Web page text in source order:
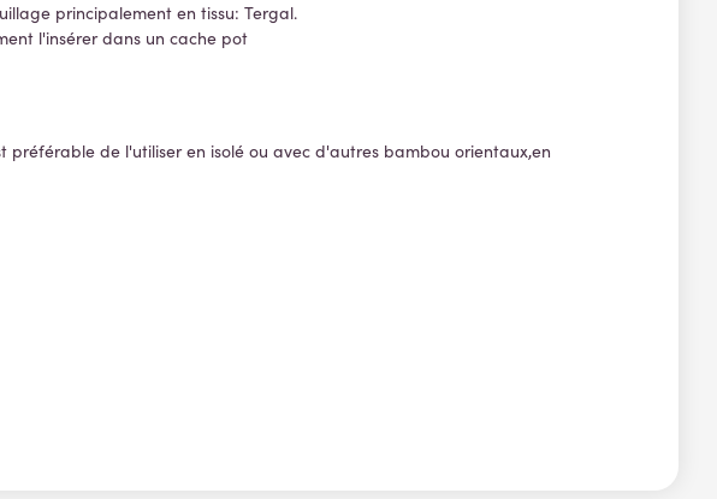
principalement en tissu: Tergal.
l'insérer dans un cache pot
de l'utiliser en isolé ou avec d'autres bambou orientaux,en